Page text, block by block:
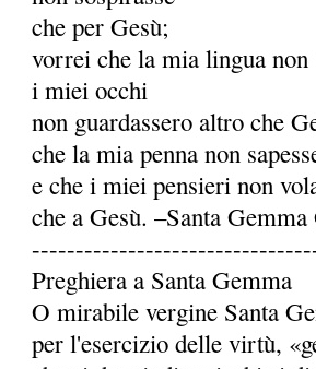
che per Gesù;
vorrei che la mia lingua
i miei occhi
non guardassero altro che
che la mia penna non
e che i miei pensieri non
che a Gesù. –Santa
Preghiera a Santa Gemma
O mirabile vergine Santa
per l'esercizio delle virtù,